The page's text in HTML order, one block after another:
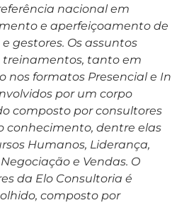
nacional em
e aperfeiçoamento de
gestores. Os assuntos
treinamentos, tanto em
nos formatos Presencial e In
por um corpo
composto por consultores
conhecimento, dentre elas
Humanos, Liderança,
e Vendas. O
da Elo Consultoria é
composto por